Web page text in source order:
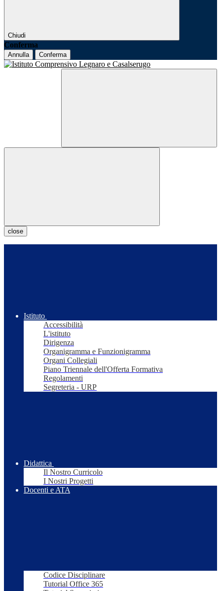
Chiudi
Conferma
Annulla Conferma
close
Istituto
Accessibilità
L'istituto
Dirigenza
Organigramma e Funzionigramma
Organi Collegiali
Piano Triennale dell'Offerta Formativa
Regolamenti
Segreteria - URP
Didattica
Il Nostro Curricolo
I Nostri Progetti
Docenti e ATA
Codice Disciplinare
Tutorial Office 365